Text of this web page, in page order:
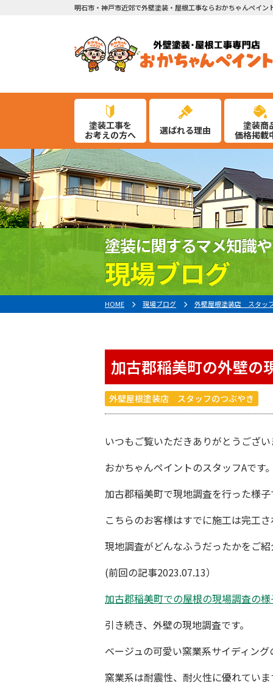
明石市・神戸市近郊で外壁塗装・屋根工事ならおかちゃんペイン
塗装工事を
お考えの方へ
選ばれる理由
塗装商
価格掲載
塗装に関するマメ知識
現場ブログ
HOME 現場ブログ 外壁屋根塗装店 スタッ
加古郡稲美町の外壁の
外壁屋根塗装店 スタッフのつぶやき
いつもご覧いただきありがとうござい
おかちゃんペイントのスタッフAです
加古郡稲美町で現地調査を行った様子
こちらのお客様はすでに施工は完工
現地調査がどんなふうだったかをご
(前回の記事2023.07.13）
加古郡稲美町での屋根の現場調査の
引き続き、外壁の現地調査です。
ベージュの可愛い窯業系サイディング
窯業系は耐震性、耐火性に優れていま